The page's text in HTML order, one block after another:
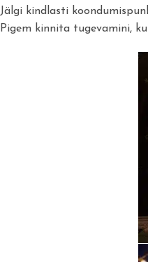
Jälgi kindlasti
Pigem kinnita tugevamini,